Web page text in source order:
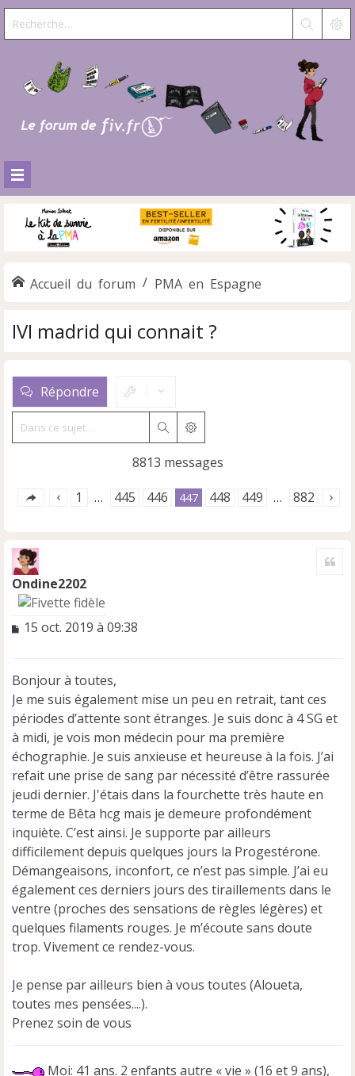
Accueil du forum PMA en Espagne
IVI madrid qui connait ?
Répondre
RechercherRecherche avancée
8813 messages
1 … 445 446 447 448 449 … 882
Ondine2202
M
a
g
e
n
o
n
l
u
15 oct. 2019 à 09:38
Bonjour à toutes,
Je me suis également mise un peu en retrait, tant ces
périodes d’attente sont étranges. Je suis donc à 4 SG et
à midi, je vois mon médecin pour ma première
échographie. Je suis anxieuse et heureuse à la fois. J’ai
refait une prise de sang par nécessité d’être rassurée
jeudi dernier. J'étais dans la fourchette très haute en
terme de Bêta hcg mais je demeure profondément
inquiète. C’est ainsi. Je supporte par ailleurs
difficilement depuis quelques jours la Progestérone.
Démangeaisons, inconfort, ce n’est pas simple. J’ai eu
également ces derniers jours des tiraillements dans le
ventre (proches des sensations de règles légères) et
quelques filaments rouges. Je m’écoute sans doute
trop. Vivement ce rendez-vous.
Je pense par ailleurs bien à vous toutes (Aloueta,
toutes mes pensées....).
Prenez soin de vous
Moi: 41 ans. 2 enfants autre « vie » (16 et 9 ans),